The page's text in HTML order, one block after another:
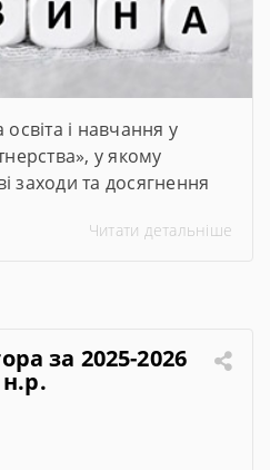
і навчання у
у якому
заходи та досягнення
Читати детальніше
за 2025-2026
н.р.